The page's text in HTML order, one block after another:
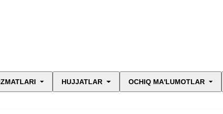
HUJJATLAR OCHIQ MA'LUMOTLAR